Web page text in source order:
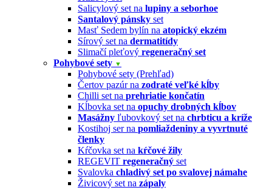
Salicylový set na lupiny a seborhoe
Santalový pánsky set
Masť Sedem bylín na atopický ekzém
Sírový set na dermatitídy
Slimačí pleťový regeneračný set
Pohybové sety ▼
Pohybové sety (Prehľad)
Čertov pazúr na zodraté veľké kĺby
Chilli set na prehriatie končatín
Kĺbovka set na opuchy drobných kĺbov
Masážny ľubovkový set na chrbticu a kríže
Kostihoj ser na pomliaždeniny a vyvrtnuté
členky
Kŕčovka set na kŕčové žily
REGEVIT regeneračný set
Svalovka chladivý set po svalovej námahe
Živicový set na zápaly